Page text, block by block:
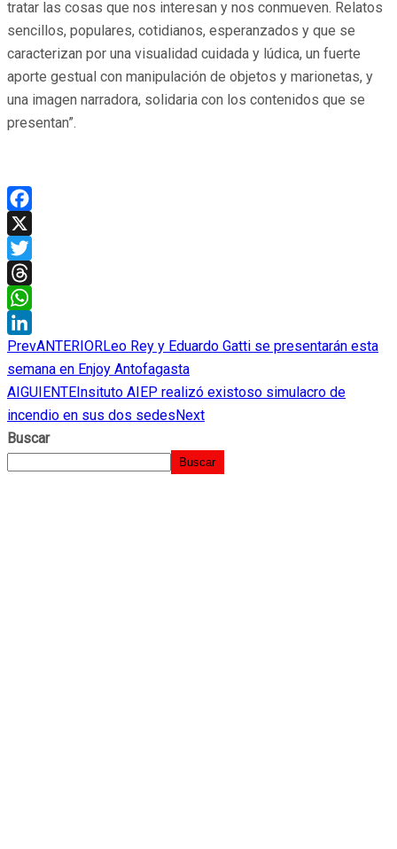
tratar las cosas que nos interesan y nos conmueven. Relatos
sencillos, populares, cotidianos, esperanzados y que se
caracterizan por una visualidad cuidada y lúdica, un fuerte
aporte gestual con manipulación de objetos y marionetas, y
una imagen narradora, solidaria con los contenidos que se
presentan”.
Facebook
X
Twitter
Threads
WhatsApp
LinkedIn
PrevANTERIORLeo Rey y Eduardo Gatti se presentarán esta
semana en Enjoy Antofagasta
AIGUIENTE Insituto AIEP realizó existoso simulacro de
incendio en sus dos sedes Next
Buscar
Buscar